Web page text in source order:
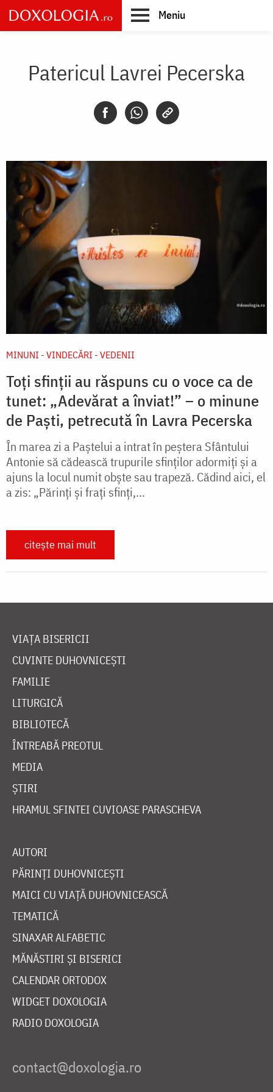
Skip
to
main
Meniu
Patericul Lavrei Pecerska
MINUNI - VINDECĂRI - VEDENII
Toți sfinții au răspuns cu o voce ca de
tunet: „Adevărat a înviat!” – o minune
de Paști, petrecută în Lavra Pecerska
În marea zi a Paștelui a intrat în peștera Sfântului
Antonie să cădească trupurile sfinților adormiți și a
ajuns la locul numit obște sau trapeză. Cădind aici, el
a zis: „Părinți și frați sfinți,...
citește mai mult
VIAȚA BISERICII
CUVINTE DUHOVNICEȘTI
FAMILIE
LITURGICĂ
BIBLIOTECĂ
ÎNTREABĂ PREOTUL
MEDIA
ȘTIRI
HRAMUL SFINTEI CUVIOASE PARASCHEVA
AUTORI
PĂRINȚI DUHOVNICEȘTI
MAICI CU VIAȚĂ DUHOVNICEASCĂ
TEMATICĂ
SINAXAR ALFABETIC
MĂNĂSTIRI ȘI BISERICI
CALENDAR ORTODOX
WIDGET DOXOLOGIA
RADIO DOXOLOGIA